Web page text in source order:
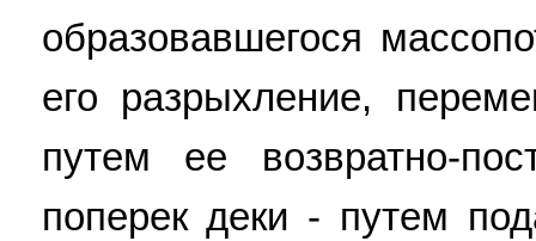
образовавшегося
его разрыхление,
путем ее возвратно-
поперек деки - путем